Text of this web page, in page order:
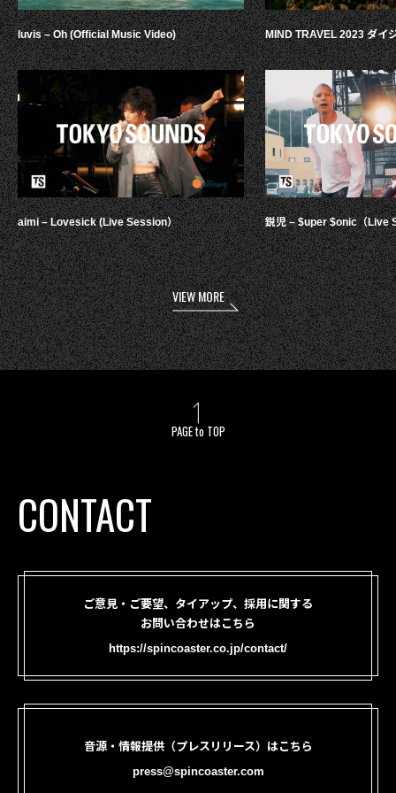
luvis – Oh (Official Music Video)
aimi – Lovesick (Live Session）
MIND TRAVEL 2023 ダイ
鋭児 – $uper $onic（Live
VIEW MORE
PAGE to TOP
CONTACT
ご意見・ご要望、タイアップ、採用に関する
お問い合わせはこちら
https://spincoaster.co.jp/contact/
音源・情報提供（プレスリリース）はこちら
press@spincoaster.com